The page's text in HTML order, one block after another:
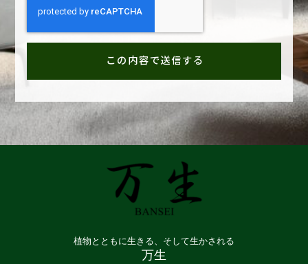
この内容で送信する
植物とともに生きる、そして生かされる
万生